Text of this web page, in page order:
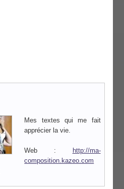
Mes textes qui me fait
apprécier la vie.
Web : http://ma-
composition.kazeo.com